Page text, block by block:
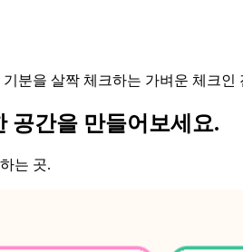
분을 살짝 체크하는 가벼운 체크인
공간을 만들어보세요.
는 곳.